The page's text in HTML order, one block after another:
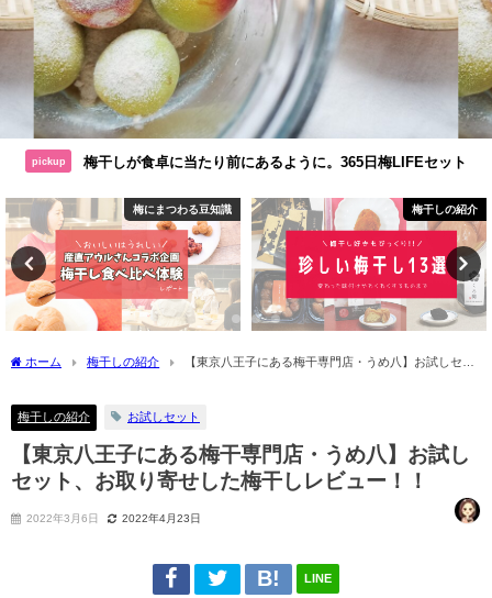
pickup 梅干しが食卓に当たり前にあるように。365日梅LIFEセット
梅干しの紹介 梅にまつわる豆知識
ホーム 梅干しの紹介
【東京八王子にある梅干専門店・うめ八】お試しセッ
梅干しの紹介 お試しセット
【東京八王子にある梅干専門店・うめ八】お試し
セット、お取り寄せした梅干しレビュー！！
2022年3月6日 2022年4月23日
LINE